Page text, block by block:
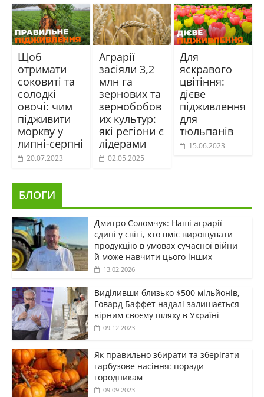
Щоб
отримати
соковиті та
солодкі
овочі: чим
підживити
моркву у
липні-серпні
20.07.2023
Аграрії
засіяли 3,2
млн га
зернових та
зернобобов
их культур:
які регіони є
лідерами
02.05.2025
Для
яскравого
цвітіння:
дієве
підживлення
для
тюльпанів
15.06.2023
БЛОГИ
Дмитро Соломчук: Наші аграрії
єдині у світі, хто вміє вирощувати
продукцію в умовах сучасної війни
й може навчити цього інших
13.02.2026
Виділивши близько $500 мільйонів,
Говард Баффет надалі залишається
вірним своєму шляху в Україні
09.12.2023
Як правильно збирати та зберігати
гарбузове насіння: поради
городникам
09.09.2023